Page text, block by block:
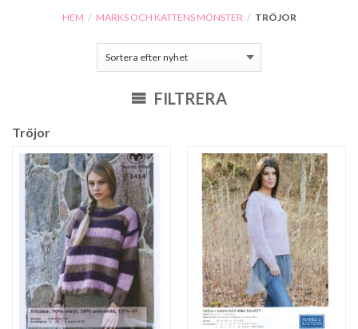
HEM / MARKS OCH KATTENS MÖNSTER / TRÖJOR
FILTRERA
Tröjor